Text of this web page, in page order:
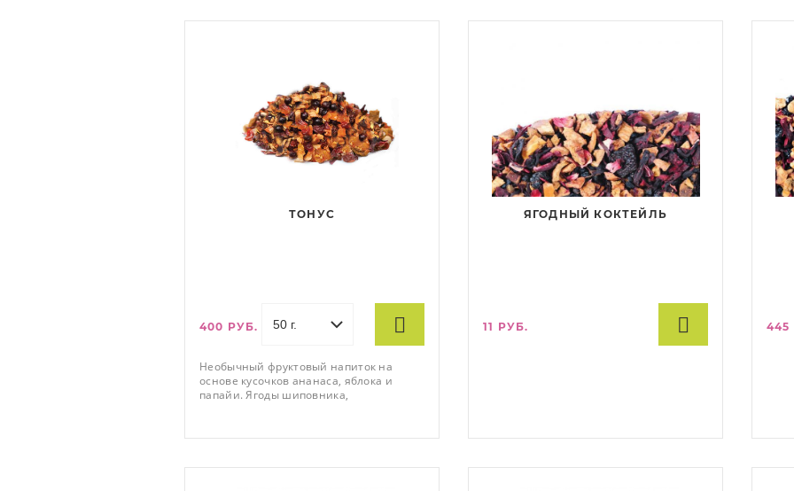
ТОНУС
400 РУБ.
Необычный фруктовый напиток на
основе кусочков ананаса, яблока и
папайи. Ягоды шиповника,
Насыщенный яркий фруктовый вкус и
ЯГОДНЫЙ КОКТЕЙЛЬ
11 РУБ. 445